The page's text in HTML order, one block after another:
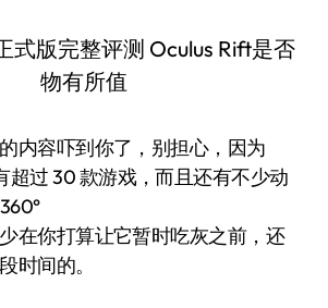
容吓到你了，别担心，因为
超过 30 款游戏，而且还有不少动
在你打算让它暂时吃灰之前，还
时间的。